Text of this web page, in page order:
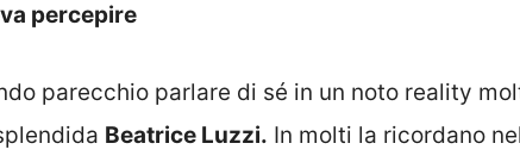
percepire
parecchio parlare di sé in un noto reality
Beatrice Luzzi. In molti la ricordano